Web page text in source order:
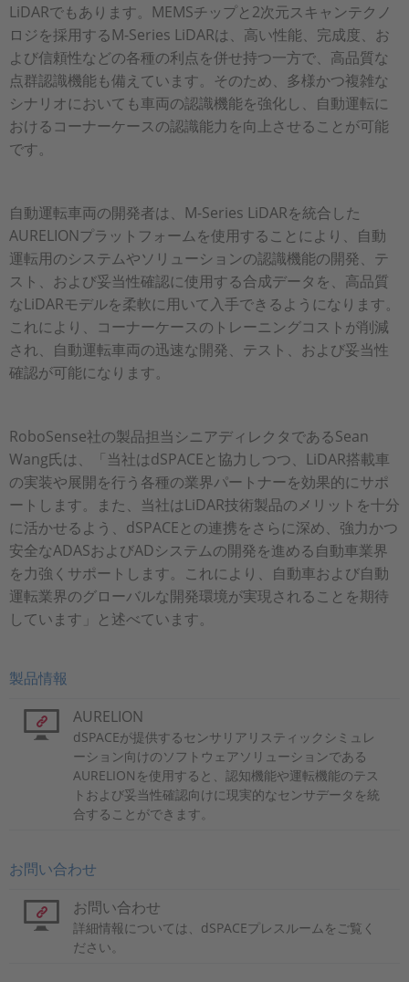
LiDARでもあります。MEMSチップと2次元スキャンテクノ
ロジを採用するM-Series LiDARは、高い性能、完成度、お
よび信頼性などの各種の利点を併せ持つ一方で、高品質な
点群認識機能も備えています。そのため、多様かつ複雑な
シナリオにおいても車両の認識機能を強化し、自動運転に
おけるコーナーケースの認識能力を向上させることが可能
です。
自動運転車両の開発者は、M-Series LiDARを統合した
AURELIONプラットフォームを使用することにより、自動
運転用のシステムやソリューションの認識機能の開発、テ
スト、および妥当性確認に使用する合成データを、高品質
なLiDARモデルを柔軟に用いて入手できるようになります。
これにより、コーナーケースのトレーニングコストが削減
され、自動運転車両の迅速な開発、テスト、および妥当性
確認が可能になります。
RoboSense社の製品担当シニアディレクタであるSean
Wang氏は、「当社はdSPACEと協力しつつ、LiDAR搭載車
の実装や展開を行う各種の業界パートナーを効果的にサポ
ートします。また、当社はLiDAR技術製品のメリットを十分
に活かせるよう、dSPACEとの連携をさらに深め、強力かつ
安全なADASおよびADシステムの開発を進める自動車業界
を力強くサポートします。これにより、自動車および自動
運転業界のグローバルな開発環境が実現されることを期待
しています」と述べています。
製品情報
AURELION
dSPACEが提供するセンサリアリスティックシミュレ
ーション向けのソフトウェアソリューションである
AURELIONを使用すると、認知機能や運転機能のテス
トおよび妥当性確認向けに現実的なセンサデータを統
合することができます。
お問い合わせ
お問い合わせ
詳細情報については、dSPACEプレスルームをご覧く
ださい。